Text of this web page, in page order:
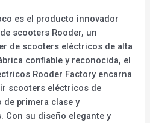
es el producto innovador
scooters Rooder, un
de scooters eléctricos de alta
confiable y reconocida, el
Rooder Factory encarna
scooters eléctricos de
primera clase y
Con su diseño elegante y